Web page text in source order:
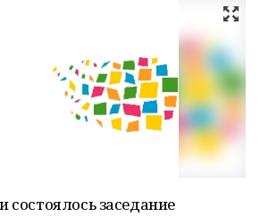
заседание